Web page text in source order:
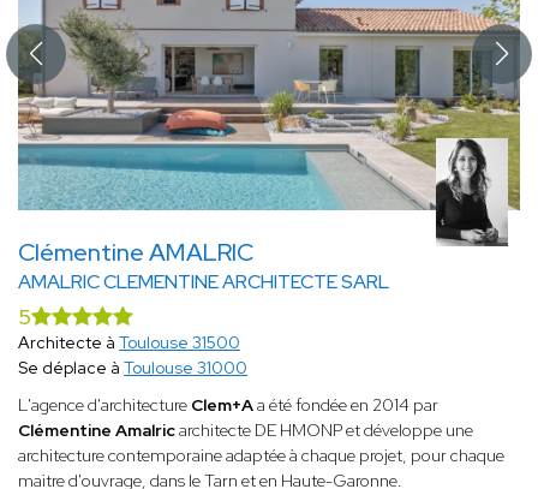
Clémentine AMALRIC
AMALRIC CLEMENTINE ARCHITECTE SARL
5
Architecte à Toulouse 31500
Se déplace à Toulouse 31000
L'agence d'architecture Clem+Aa été fondée en 2014 par
Clémentine Amalricarchitecte DE HMONP et développe une
architecture contemporaine adaptée à chaque projet, pour chaque
maitre d'ouvrage, dans le Tarn et en Haute-Garonne.